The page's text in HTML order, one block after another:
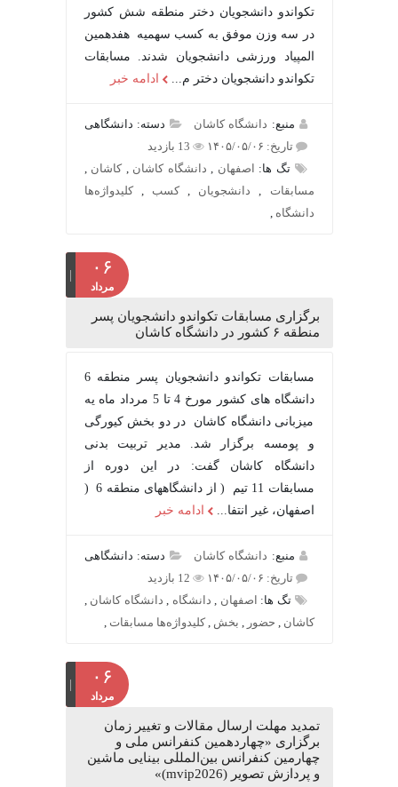
تکواندو دانشجویان دختر منطقه شش کشور
در سه وزن موفق به کسب سهمیه هفدهمین
المپیاد ورزشی دانشجویان شدند. مسابقات
تکواندو دانشجویان دختر م...
ادامه خبر
منبع:دانشگاه کاشان
دسته: دانشگاهی
تاریخ: ۱۴۰۵/۰۵/۰۶
13 بازدید
تگ ها:اصفهان ,دانشگاه کاشان ,کاشان,
مسابقات,دانشجویان,کسب ,کلیدواژه‌ها
دانشگاه,
۰۶
مرداد
برگزاری مسابقات تکواندو دانشجویان پسر
منطقه ۶ کشور در دانشگاه کاشان
مسابقات تکواندو دانشجویان پسر منطقه 6
دانشگاه های کشور مورخ 4 تا 5 مرداد ماه یه
میزبانی دانشگاه کاشان در دو بخش کیورگی
و پومسه برگزار شد. مدیر تربیت بدنی
دانشگاه کاشان گفت: در این دوره از
مسابقات 11 تیم ( از دانشگاههای منطقه 6 (
اصفهان، غیر انتفا...
ادامه خبر
منبع:دانشگاه کاشان
دسته: دانشگاهی
تاریخ: ۱۴۰۵/۰۵/۰۶
12 بازدید
تگ ها: اصفهان ,دانشگاه,دانشگاه کاشان,
,حضور ,بخش , کلیدواژه‌ها مسابقات,
۰۶
مرداد
تمدید مهلت ارسال مقالات و تغییر زمان
برگزاری «چهاردهمین کنفرانس ملی و
چهارمین کنفرانس بین‌المللی بینایی ماشین
و پردازش تصویر (mvip2026)»